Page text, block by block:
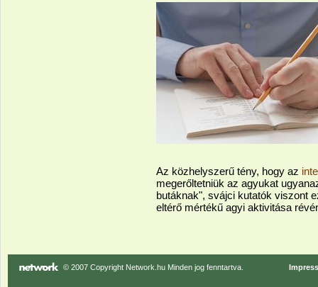
Az közhelyszerű tény, hogy az
megerőltetniük az agyukat
butáknak", svájci kutatók viszont
eltérő mértékű agyi aktivitása
© 2007 Copyright Network.hu Minden jog fenntartva.